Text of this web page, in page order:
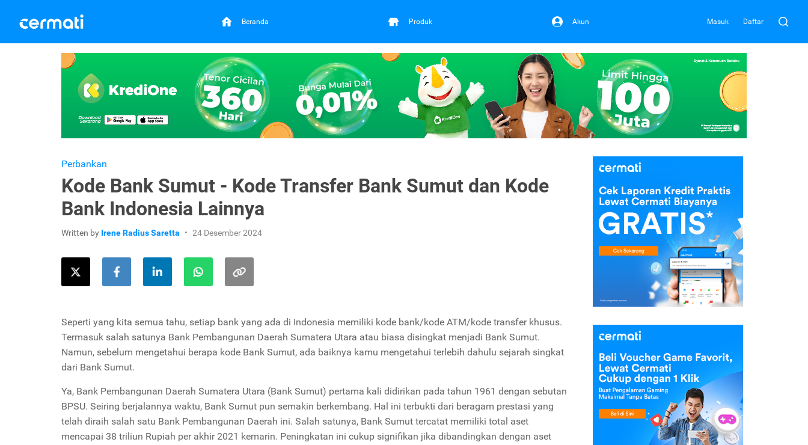
Beranda Produk Akun Masuk Daftar
Perbankan
Kode Bank Sumut - Kode Transfer Bank Sumut dan Kode
Bank Indonesia Lainnya
Written by Irene Radius Saretta 24 Desember 2024
Seperti yang kita semua tahu, setiap bank yang ada di Indonesia memiliki kode bank/kode ATM/kode transfer khusus.
Termasuk salah satunya Bank Pembangunan Daerah Sumatera Utara atau biasa disingkat menjadi Bank Sumut.
Namun, sebelum mengetahui berapa kode Bank Sumut, ada baiknya kamu mengetahui terlebih dahulu sejarah singkat
dari Bank Sumut.
Ya, Bank Pembangunan Daerah Sumatera Utara (Bank Sumut) pertama kali didirikan pada tahun 1961 dengan sebutan
BPSU. Seiring berjalannya waktu, Bank Sumut pun semakin berkembang. Hal ini terbukti dari beragam prestasi yang
telah diraih salah satu Bank Pembangunan Daerah ini. Salah satunya, Bank Sumut tercatat memiliki total aset
mencapai 38 triliun Rupiah per akhir 2021 kemarin. Peningkatan ini cukup signifikan jika dibandingkan dengan aset